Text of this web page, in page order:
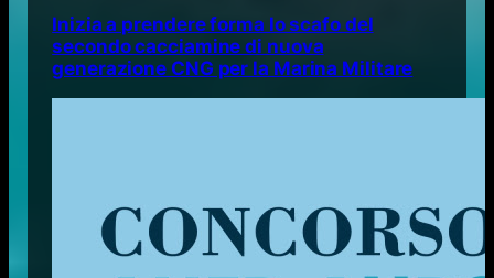
Inizia a prendere forma lo scafo del
secondo cacciamine di nuova
generazione CNG per la Marina Militare